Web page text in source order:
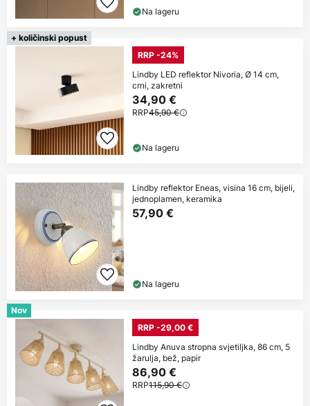
Na lageru
+ količinski popust
RRP -24%
Lindby LED reflektor Nivoria, Ø 14 cm,
crni, zakretni
34,90 €
RRP45,90 €
Na lageru
Lindby reflektor Eneas, visina 16 cm, bijeli,
jednoplamen, keramika
57,90 €
Na lageru
Nov
RRP -29,00 €
Lindby Anuva stropna svjetiljka, 86 cm, 5
žarulja, bež, papir
86,90 €
RRP115,90 €